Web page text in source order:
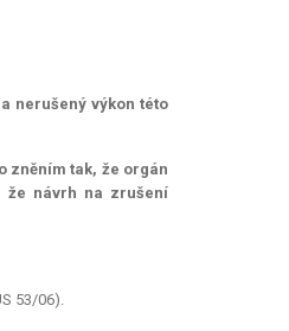
nerušený výkon této
zněním tak, že orgán
že návrh na zrušení
53/06).